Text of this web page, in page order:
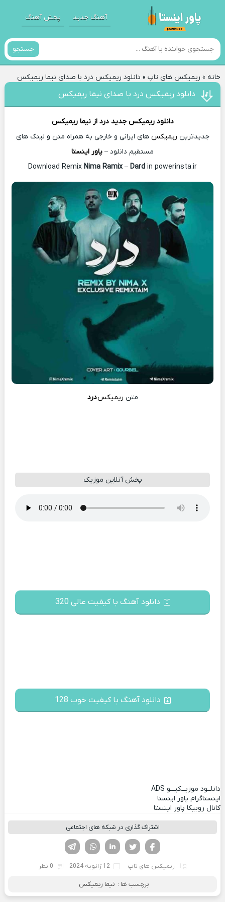
آهنگ جدید پخش آهنگ
جستجو
خانه» ریمیکس های تاپ» دانلود ریمیکس درد با صدای نیما ریمیکس
دانلود ریمیکس درد با صدای نیما ریمیکس
دانلود ریمیکس جدید درد ازنیما ریمیکس
جدیدترین ریمیکس های ایرانی و خارجی به همراه متن و لینک های
مستقیم دانلود – پاور اینستا
Download Remix
Nima Ramix– Dard in powerinsta.ir
متن ریمیکسدرد
پخش آنلاین موزیک
دانلود آهنگ با کیفیت عالی 320
دانلود آهنگ با کیفیت خوب 128
دانلــود موزیــکیـــو ADS
اینستاگرام پاور اینستا
کانال روبیکا پاور اینستا
اشتراک گذاری در شبکه های اجتماعی
لینکدین تویتر
فیسوک
ریمیکس های تاپ 12 ژانویه 2024 0 نظر
برچسب ها : نیما ریمیکس